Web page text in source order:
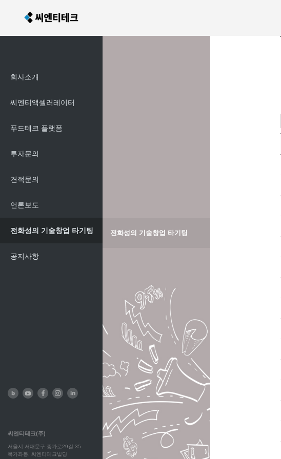
회사소개
씨엔티액셀러레이터
푸드테크 플랫폼
투자문의
견적문의
언론보도
전화성의 기술창업 타기팅 전화성의 기술창업 타기팅
공지사항
씨엔티테크(주)
서울시 서대문구 증가로29길 35
북가좌동, 씨엔티테크빌딩